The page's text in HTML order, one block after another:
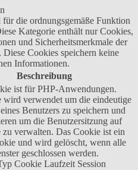
die ordnungsgemäße Funktion
Kategorie enthält nur Cookies,
und Sicherheitsmerkmale der
Diese Cookies speichern keine
Informationen.
Beschreibung
ist für PHP-Anwendungen.
wird verwendet um die eindeutige
Benutzers zu speichern und
um die Benutzersitzung auf
zu verwalten. Das Cookie ist ein
und wird gelöscht, wenn alle
geschlossen werden.
Cookie Laufzeit Session